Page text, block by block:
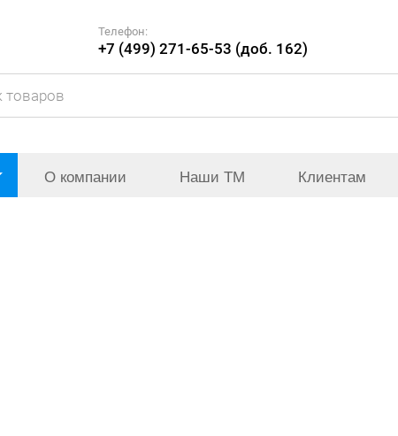
Телефон:
+7 (499) 271-65-53 (доб. 162)
О компании Наши ТМ Клиентам